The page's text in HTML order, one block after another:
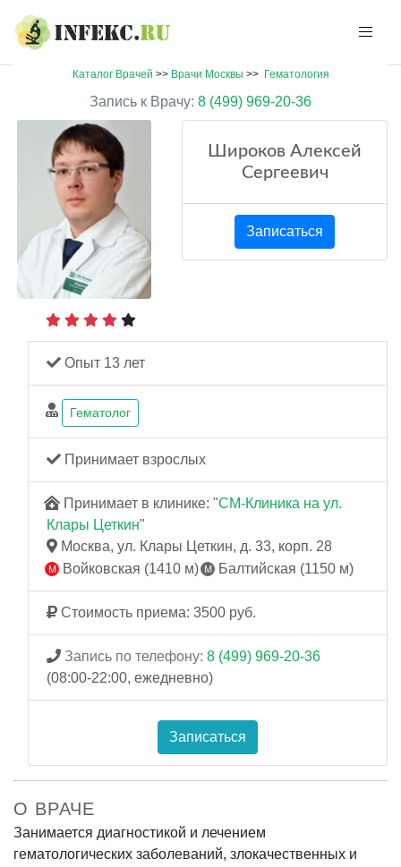
Каталог Врачей >> Врачи Москвы >> Гематология
Запись к Врачу: 8 (499) 969-20-36
Широков Алексей
Сергеевич
Записаться
Опыт 13 лет
Гематолог
Принимает взрослых
Принимает в клинике: "СМ-Клиника на ул.
Клары Цеткин"
Москва, ул. Клары Цеткин, д. 33, корп. 28
Войковская (1410 м)
Балтийская (1150 м)
Стоимость приема: 3500 руб.
Запись по телефону: 8 (499) 969-20-36
(08:00-22:00, ежедневно)
Записаться
О ВРАЧЕ
Занимается диагностикой и лечением
гематологических заболеваний, злокачественных и